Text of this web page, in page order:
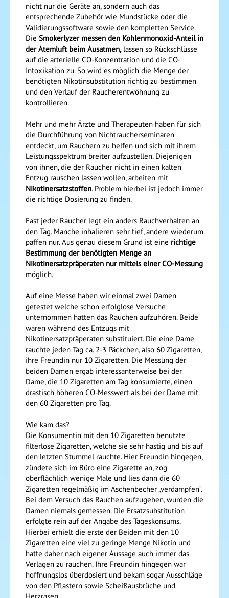
nicht nur die Geräte an, sondern auch das
entsprechende Zubehör wie Mundstücke oder die
Validierungssoftware sowie den kompletten Service.
Die Smokerlyzer messen den Kohlenmonoxid-Anteil in
der Atemluft beim Ausatmen,lassen so Rückschlüsse
auf die arterielle CO-Konzentration und die CO-
Intoxikation zu. So wird es möglich die Menge der
benötigten Nikotinsubstitution richtig zu bestimmen
und den Verlauf der Raucherentwöhnung zu
kontrollieren.
Mehr und mehr Ärzte und Therapeuten haben für sich
die Durchführung von Nichtraucherseminaren
entdeckt, um Rauchern zu helfen und sich mit ihrem
Leistungsspektrum breiter aufzustellen. Diejenigen
von ihnen, die der Raucher nicht in einen kalten
Entzug rauschen lassen wollen, arbeiten mit
Nikotinersatzstoffen. Problem hierbei ist jedoch immer
die richtige Dosierung zu finden.
Fast jeder Raucher legt ein anders Rauchverhalten an
den Tag. Manche inhalieren sehr tief, andere wiederum
paffen nur. Aus genau diesem Grund ist eine richtige
Bestimmung der benötigten Menge an
Nikotinersatzpräperaten nur mittels einer CO-Messung
möglich.
Auf eine Messe haben wir einmal zwei Damen
getestet welche schon erfolglose Versuche
unternommen hatten das Rauchen aufzuhören. Beide
waren während des Entzugs mit
Nikotinersatzpräperaten substituiert. Die eine Dame
rauchte jeden Tag ca. 2-3 Päckchen, also 60 Zigaretten,
ihre Freundin nur 10 Zigaretten. Die Messung der
beiden Damen ergab interessanterweise bei der
Dame, die 10 Zigaretten am Tag konsumierte, einen
drastisch höheren CO-Messwert als bei der Dame mit
den 60 Zigaretten pro Tag.
Wie kam das?
Die Konsumentin mit den 10 Zigaretten benutzte
filterlose Zigaretten, welche sie sehr hastig und bis auf
den letzten Stummel rauchte. Hier Freundin hingegen,
zündete sich im Büro eine Zigarette an, zog
oberflächlich wenige Male und lies dann die 60
Zigaretten regelmäßig im Aschenbecher „verdampfen“.
Bei dem Versuch das Rauchen aufzugeben, wurden die
Damen niemals gemessen. Die Ersatzsubstitution
erfolgte rein auf der Angabe des Tageskonsums.
Hierbei erhielt die erste der Beiden mit den 10
Zigaretten eine viel zu geringe Menge Nikotin und
hatte daher nach eigener Aussage auch immer das
Verlagen zu rauchen. Ihre Freundin hingegen war
hoffnungslos überdosiert und bekam sogar Ausschläge
von den Pflastern sowie Scheißausbrüche und